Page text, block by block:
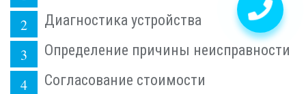
Диагностика устройства
Определение причины неисправности
Согласование стоимости